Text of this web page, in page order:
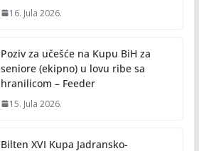
16. Jula 2026.
Poziv za učešće na Kupu BiH za
seniore (ekipno) u lovu ribe sa
hranilicom – Feeder
15. Jula 2026.
Bilten XVI Kupa Jadransko-